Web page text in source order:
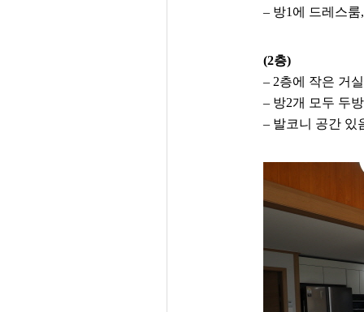
– 방1에 드레스
(2층)
– 2층에 작은 거
– 방2개 모두 두
– 발코니 공간 있